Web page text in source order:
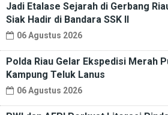
Jadi Etalase Sejarah di Gerbang
Siak Hadir di Bandara SSK II
06 Agustus 2026
Polda Riau Gelar Ekspedisi Merah
Kampung Teluk Lanus
06 Agustus 2026